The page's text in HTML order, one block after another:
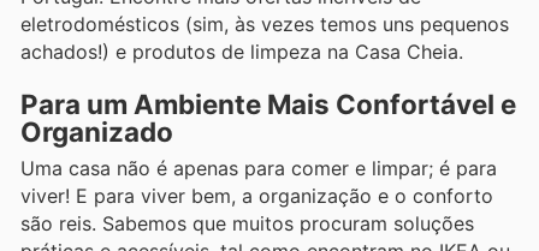
eletrodomésticos (sim, às vezes temos uns pequenos
achados!) e produtos de limpeza na Casa Cheia.
Para um Ambiente Mais Confortável e
Organizado
Uma casa não é apenas para comer e limpar; é para
viver! E para viver bem, a organização e o conforto
são reis. Sabemos que muitos procuram soluções